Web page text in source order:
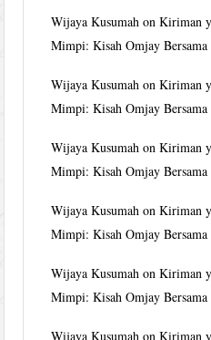
Wijaya Kusumah onKiriman
Mimpi: Kisah Omjay Bersama
Wijaya Kusumah onKiriman
Mimpi: Kisah Omjay Bersama
Wijaya Kusumah onKiriman
Mimpi: Kisah Omjay Bersama
Wijaya Kusumah onKiriman
Mimpi: Kisah Omjay Bersama
Wijaya Kusumah onKiriman
Mimpi: Kisah Omjay Bersama
Wijaya Kusumah onKiriman